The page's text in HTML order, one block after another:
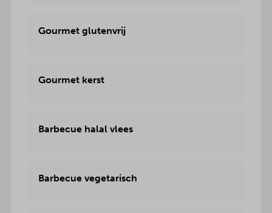
Gourmet glutenvrij
Gourmet kerst
Barbecue halal vlees
Barbecue vegetarisch